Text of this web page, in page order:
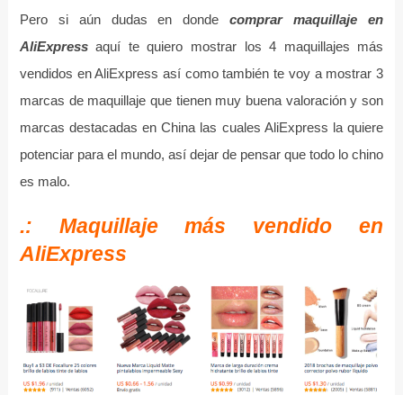
Pero si aún dudas en dondecomprar maquillaje en
AliExpressaquí te quiero mostrar los 4 maquillajes más
vendidos en AliExpress así como también te voy a mostrar 3
marcas de maquillaje que tienen muy buena valoración y son
marcas destacadas en China las cuales AliExpress la quiere
potenciar para el mundo, así dejar de pensar que todo lo chino
es malo.
.: Maquillaje más vendido en
AliExpress